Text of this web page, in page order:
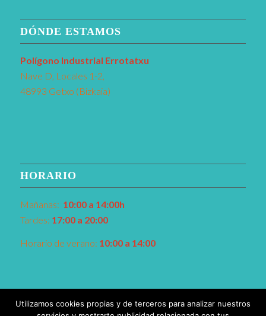
DÓNDE ESTAMOS
Polígono Industrial Errotatxu
Nave D, Locales 1-2,
48993 Getxo (Bizkaia)
HORARIO
Mañanas: 10:00 a 14:00h
Tardes: 17:00 a 20:00
Horario de verano: 10:00 a 14:00
Utilizamos cookies propias y de terceros para analizar nuestros